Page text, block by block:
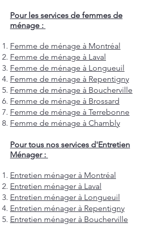
Pour les services de femmes de
ménage :
Femme de ménage à Montréal
Femme de ménage à Laval
Femme de ménage à Longueuil
Femme de ménage à Repentigny
Femme de ménage à Boucherville
Femme de ménage à Brossard
Femme de ménage à Terrebonne
Femme de ménage à Chambly
Pour tous nos services d'Entretien
Ménager :
Entretien ménager à Montréal
Entretien ménager à Laval
Entretien ménager à Longueuil
Entretien ménager à Repentigny
Entretien ménager à Boucherville